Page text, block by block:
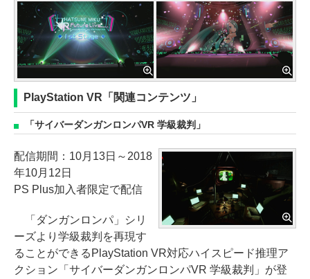
PlayStation VR「関連コンテンツ」
「サイバーダンガンロンパVR 学級裁判」
配信期間：10月13日～2018
年10月12日
PS Plus加入者限定で配信
「ダンガンロンパ」シリ
ーズより学級裁判を再現す
ることができるPlayStation VR対応ハイスピード推理ア
クション「サイバーダンガンロンパVR 学級裁判」が登